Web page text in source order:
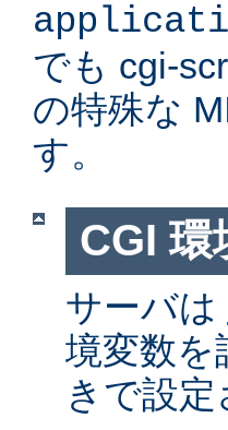
でも cgi-
の特殊な
す。
CGI 環
サーバは
境変数を
きで設定